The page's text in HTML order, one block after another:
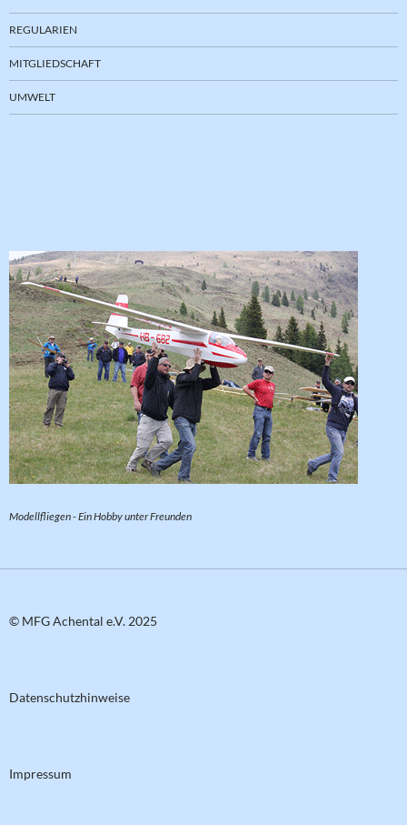
REGULARIEN
MITGLIEDSCHAFT
UMWELT
Modellfliegen - Ein Hobby unter Freunden
© MFG Achental e.V. 2025
Datenschutzhinweise
Impressum